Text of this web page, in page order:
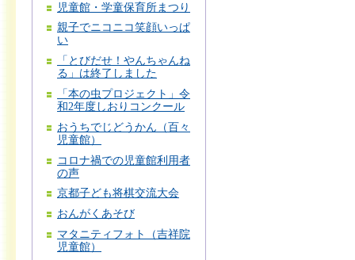
児童館・学童保育所まつり
親子でニコニコ笑顔いっぱ
い
「とびだせ！やんちゃんね
る」は終了しました
「本の虫プロジェクト」令
和2年度しおりコンクール
おうちでじどうかん（百々
児童館）
コロナ禍での児童館利用者
の声
京都子ども将棋交流大会
おんがくあそび
マタニティフォト（吉祥院
児童館）